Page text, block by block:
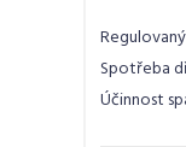
Spotřeba
Účinnost